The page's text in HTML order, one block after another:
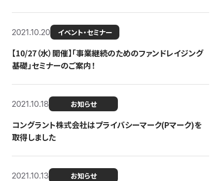
2021.10.20 イベント・セミナー
【10/27（水）開催】「事業継続のためのファンドレイジング
基礎」セミナーのご案内！
2021.10.18 お知らせ
コングラント株式会社はプライバシーマーク(Pマーク)を
取得しました
2021.10.13 お知らせ